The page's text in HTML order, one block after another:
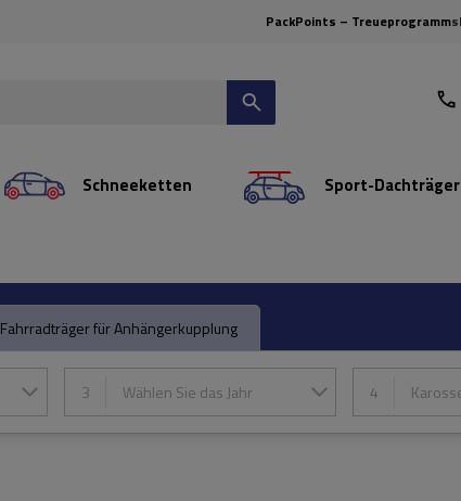
PackPoints – Treueprogramm
Schneeketten Sport-Dachträger
Fahrradträger für Anhängerkupplung
3 Wählen Sie das Jahr 4